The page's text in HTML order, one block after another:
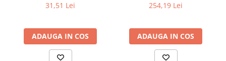
31,51 Lei
ADAUGA IN COS
254,19 Lei
ADAUGA IN COS